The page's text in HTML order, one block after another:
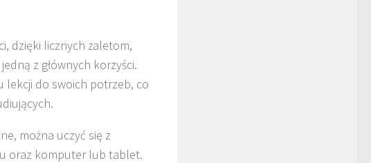
dzięki licznych zaletom,
z głównych korzyści.
lekcji do swoich potrzeb, co
można uczyć się z
oraz komputer lub tablet.